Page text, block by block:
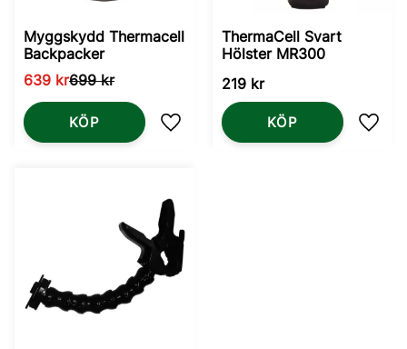
Myggskydd Thermacell
Backpacker
639 kr699kr
Lägg till i favoriter
KÖP
ThermaCell Svart
Hölster MR300
219 kr
KÖP